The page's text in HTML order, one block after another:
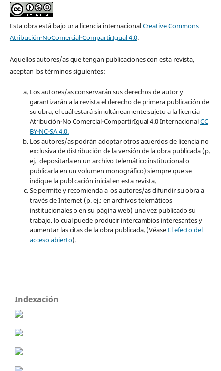
Esta obra está bajo una licencia internacionalCreative Commons
Atribución-NoComercial-CompartirIgual 4.0.
Aquellos autores/as que tengan publicaciones con esta revista,
aceptan los términos siguientes:
Los autores/as conservarán sus derechos de autor y
garantizarán a la revista el derecho de primera publicación de
su obra, el cuál estará simultáneamente sujeto a la licencia
Atribución-No Comercial-CompartirIgual 4.0 InternacionalCC
BY-NC-SA 4.0.
Los autores/as podrán adoptar otros acuerdos de licencia no
exclusiva de distribución de la versión de la obra publicada (p.
ej.: depositarla en un archivo telemático institucional o
publicarla en un volumen monográfico) siempre que se
indique la publicación inicial en esta revista.
Se permite y recomienda a los autores/as difundir su obra a
través de Internet (p. ej.: en archivos telemáticos
institucionales o en su página web) una vez publicado su
trabajo, lo cual puede producir intercambios interesantes y
aumentar las citas de la obra publicada. (Véase El efecto del
acceso abierto).
Indexación